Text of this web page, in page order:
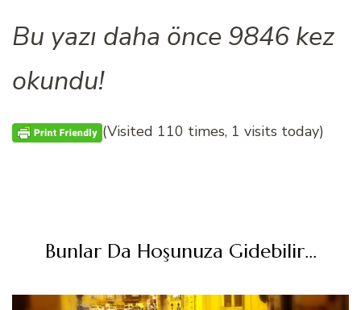
Bu yazı daha önce 9846 kez
okundu!
(Visited 110 times, 1 visits today)
Bunlar Da Hoşunuza Gidebilir...